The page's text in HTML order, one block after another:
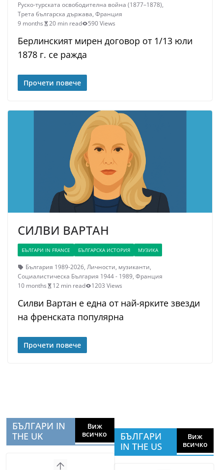
Руско-турската освободителна война (1877–1878),
Трета българска държава, Франция
9 months
20 min read 590 Views
Берлинският мирен договор от 1/13 юли
1878 г. се ражда
Прочети повече
СИЛВИ ВАРТАН
БЪЛГАРИ IN FRANCE БЪЛГАРСКА ИСТОРИЯ МУЗИКА
България 1989-2026, Личности, музиканти,
Социалистическа България 1944 - 1989, Франция
10 months
12 min read 1203 Views
Силви Вартан е една от най-ярките звезди
на френската популярна
Прочети повече
БЪЛГАРИ IN
THE UK
Виж
всичко
БЪЛГАРИ
IN THE US
Виж
всичко